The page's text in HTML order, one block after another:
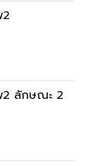
2 ลักษณะ 2